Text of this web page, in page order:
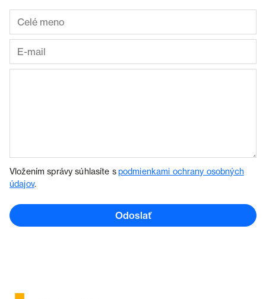
Vložením správy súhlasíte spodmienkami ochrany osobných
údajov.
Odoslať